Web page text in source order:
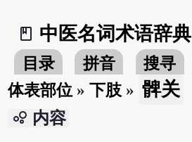
book_2
中医名词术语辞典
目录 拼音 搜寻
体表部位 »下肢 » 髀关
bubble_chart 内容